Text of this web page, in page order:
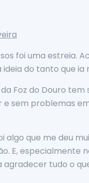
foi uma estreia.
ideia do tanto que
Foz do Douro
sem problemas
algo que me deu
E, especialmente
tudo o